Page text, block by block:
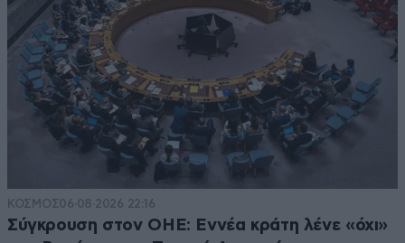
ΚΟΣΜΟΣ06·08·2026 22:16
Σύγκρουση στον ΟΗΕ: Εννέα κράτη λένε «όχι»